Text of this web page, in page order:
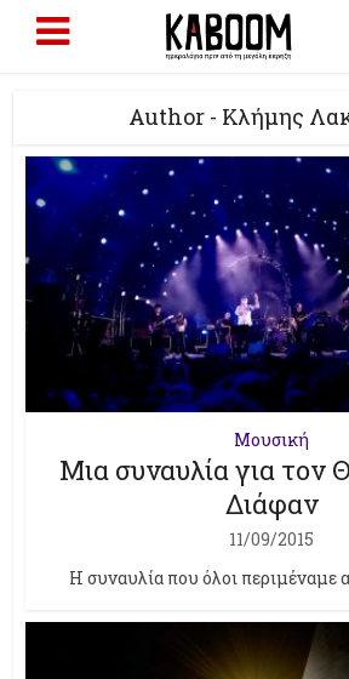
Author - Κλήμης
Μουσική
Μια συναυλία για τον
Διάφαν
11/09/2015
Η συναυλία που όλοι περιμέναμε